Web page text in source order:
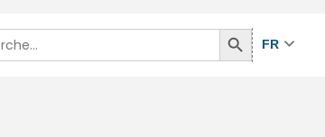
Search
Button
FR